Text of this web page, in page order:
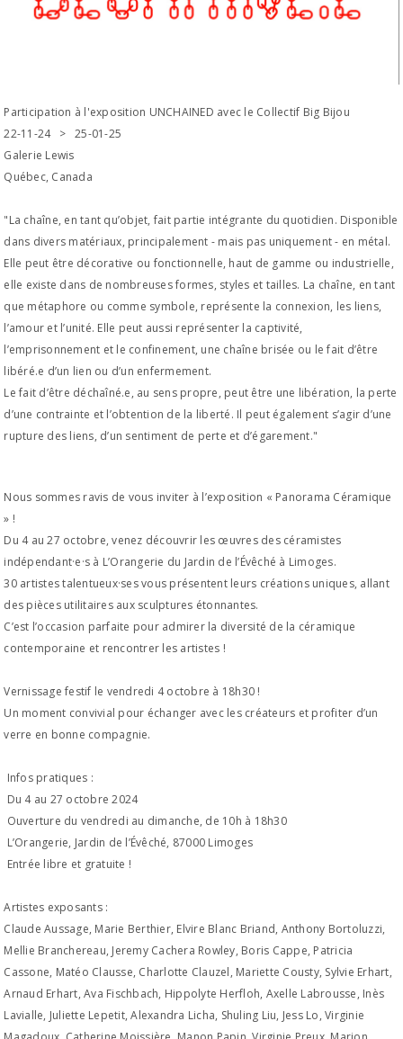
Participation à l'exposition UNCHAINED avec le Collectif Big Bijou
22-11-24 > 25-01-25
Galerie Lewis
Québec, Canada
"La chaîne, en tant qu’objet, fait partie intégrante du quotidien. Disponible
dans divers matériaux, principalement - mais pas uniquement - en métal.
Elle peut être décorative ou fonctionnelle, haut de gamme ou industrielle,
elle existe dans de nombreuses formes, styles et tailles. La chaîne, en tant
que métaphore ou comme symbole, représente la connexion, les liens,
l’amour et l’unité. Elle peut aussi représenter la captivité,
l’emprisonnement et le confinement, une chaîne brisée ou le fait d’être
libéré.e d’un lien ou d’un enfermement.
Le fait d’être déchaîné.e, au sens propre, peut être une libération, la perte
d’une contrainte et l’obtention de la liberté. Il peut également s’agir d’une
rupture des liens, d’un sentiment de perte et d’égarement."
Nous sommes ravis de vous inviter à l’exposition « Panorama Céramique
» !
Du 4 au 27 octobre, venez découvrir les œuvres des céramistes
indépendant·e·s à L’Orangerie du Jardin de l’Évêché à Limoges.
30 artistes talentueux·ses vous présentent leurs créations uniques, allant
des pièces utilitaires aux sculptures étonnantes.
C’est l’occasion parfaite pour admirer la diversité de la céramique
contemporaine et rencontrer les artistes !
Vernissage festif le vendredi 4 octobre à 18h30 !
Un moment convivial pour échanger avec les créateurs et profiter d’un
verre en bonne compagnie.
Infos pratiques :
Du 4 au 27 octobre 2024
Ouverture du vendredi au dimanche, de 10h à 18h30
L’Orangerie, Jardin de l’Évêché, 87000 Limoges
Entrée libre et gratuite !
Artistes exposants :
Claude Aussage, Marie Berthier, Elvire Blanc Briand, Anthony Bortoluzzi,
Mellie Branchereau, Jeremy Cachera Rowley, Boris Cappe, Patricia
Cassone, Matéo Clausse, Charlotte Clauzel, Mariette Cousty, Sylvie Erhart,
Arnaud Erhart, Ava Fischbach, Hippolyte Herfloh, Axelle Labrousse, Inès
Lavialle, Juliette Lepetit, Alexandra Licha, Shuling Liu, Jess Lo, Virginie